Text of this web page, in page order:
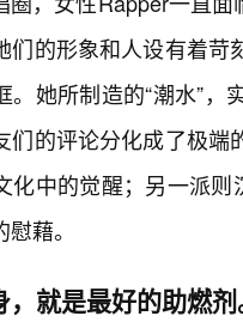
们的形象和人设有着
。她所制造的“潮水”
们的评论分化成了极
化中的觉醒；另一派
藉。
，就是最好的助燃